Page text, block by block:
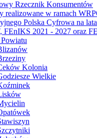
Rzecznik Konsumentów
realizowane w ramach
Polska Cyfrowa na
FEnIKS 2021 - 2027 oraz
Kolonia
Wielkie